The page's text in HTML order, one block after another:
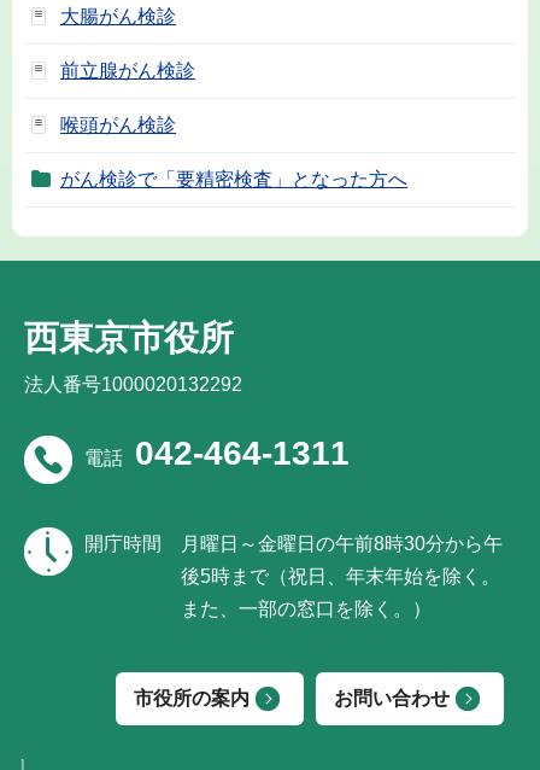
大腸がん検診
前立腺がん検診
喉頭がん検診
がん検診で「要精密検査」となった方へ
西東京市役所
法人番号1000020132292
電話 042-464-1311
開庁時間
月曜日～金曜日の午前8時30分から午
後5時まで（祝日、年末年始を除く。
また、一部の窓口を除く。）
市役所の案内 お問い合わせ